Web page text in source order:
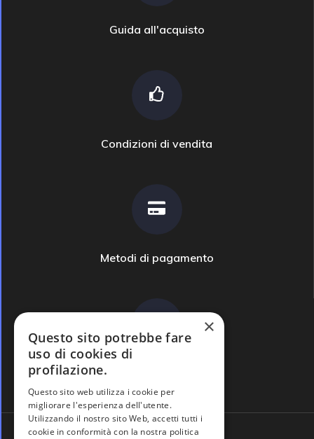
Guida all'acquisto
Condizioni di vendita
Metodi di pagamento
Domande frequenti
×
Questo sito potrebbe fare
uso di cookies di
profilazione.
Questo sito web utilizza i cookie per
migliorare l'esperienza dell'utente.
Utilizzando il nostro sito Web, accetti tutti i
cookie in conformità con la nostra politica